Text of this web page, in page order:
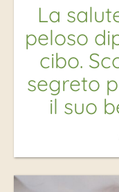
La
peloso
cibo.
segreto
il suo